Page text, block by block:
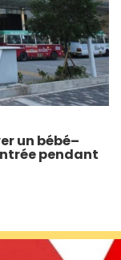
un bébé–
pendant